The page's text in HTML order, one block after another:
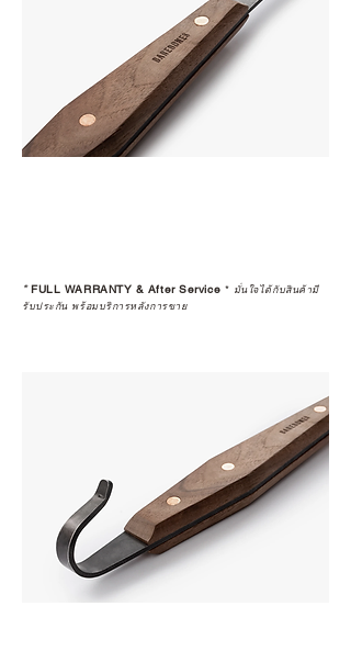
*FULL WARRANTY & After Service * มั่นใจได้กับสินค้ามี
รับประกัน พร้อมบริการหลังการขาย